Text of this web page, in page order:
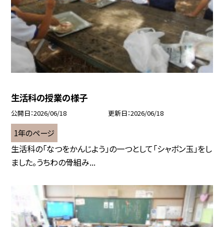
生活科の授業の様子
公開日 2026/06/18 更新日 2026/06/18
1年のページ
生活科の「なつをかんじよう」の一つとして「シャボン玉」をし
ました。うちわの骨組み...